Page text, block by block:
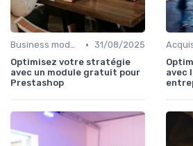
Business model de marketplace • 31/08/2025
Optimisez votre stratégie
avec un module gratuit pour
Prestashop
avec